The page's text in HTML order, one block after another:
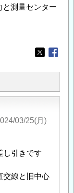
と測量センター
Opens in
03/25(月)
し引きです
交線と旧中心